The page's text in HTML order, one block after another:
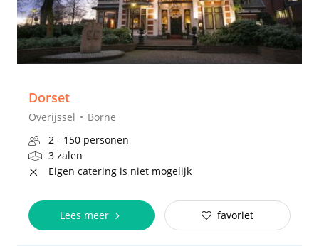
Dorset
Overijssel
Borne
2 - 150 personen
3 zalen
Eigen catering is niet mogelijk
Lees meer favoriet